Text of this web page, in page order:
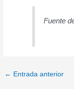
Fuente
← Entrada anterior